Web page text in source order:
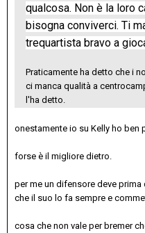
qualcosa. Non è la loro
bisogna conviverci. Ti
trequartista bravo a
Praticamente ha detto che i
ci manca qualità a
l'ha detto.
onestamente io su Kelly ho ben
forse è il migliore dietro.
per me un difensore deve
che il suo lo fa sempre e
cosa che non vale per bremer